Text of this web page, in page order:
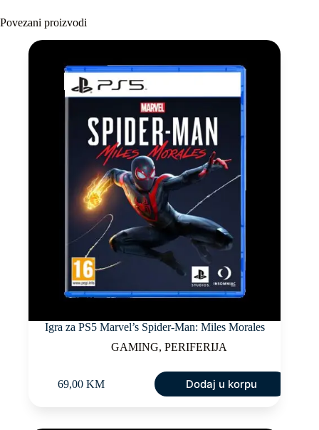
Povezani proizvodi
Igra za PS5 Marvel’s Spider-Man: Miles Morales
GAMING, PERIFERIJA
69,00 KM Dodaj u korpu